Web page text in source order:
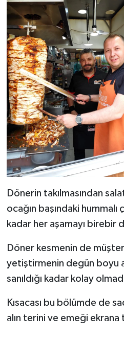
Dönerin takılmasından
ocağın başındaki hummalı
kadar her aşamayı birebir
Döner kesmenin de
yetiştirmenin degün boyu
sanıldığı kadar kolay
Kısacası bu bölümde de
alın terini ve emeği ekrana